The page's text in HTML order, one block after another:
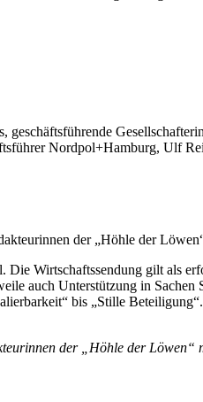
geschäftsführende
Nordpol+Hamburg, Ulf
Wirtschaftssendung gilt als
auch Unterstützung in
bis „Stille Beteiligung“.
der „Höhle der